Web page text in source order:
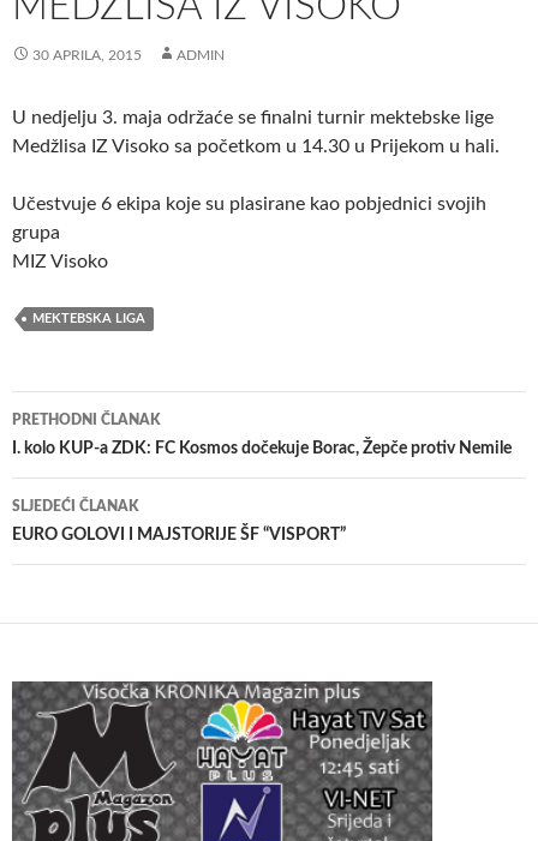
30 APRILA, 2015 ADMIN
U nedjelju 3. maja održaće se finalni turnir mektebske lige
Medžlisa IZ Visoko sa početkom u 14.30 u Prijekom u hali.
Učestvuje 6 ekipa koje su plasirane kao pobjednici svojih
grupa
MIZ Visoko
MEKTEBSKA LIGA
Navigacija
članaka
PRETHODNI ČLANAK
I. kolo KUP-a ZDK: FC Kosmos dočekuje Borac, Žepče protiv Nemile
SLJEDEĆI ČLANAK
EURO GOLOVI I MAJSTORIJE ŠF “VISPORT”